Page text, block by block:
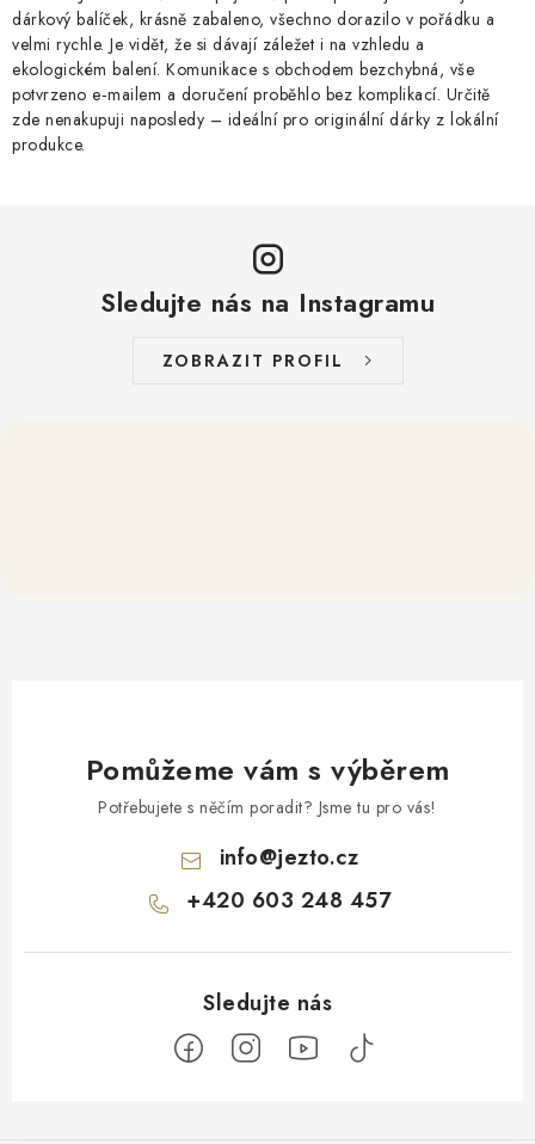
dárkový balíček, krásně zabaleno, všechno dorazilo v pořádku a
velmi rychle. Je vidět, že si dávají záležet i na vzhledu a
ekologickém balení. Komunikace s obchodem bezchybná, vše
potvrzeno e‑mailem a doručení proběhlo bez komplikací. Určitě
zde nenakupuji naposledy – ideální pro originální dárky z lokální
produkce.
Sledujte nás na Instagramu
ZOBRAZIT PROFIL
Pomůžeme vám s výběrem
Potřebujete s něčím poradit? Jsme tu pro vás!
info@jezto.cz
+420 603 248 457